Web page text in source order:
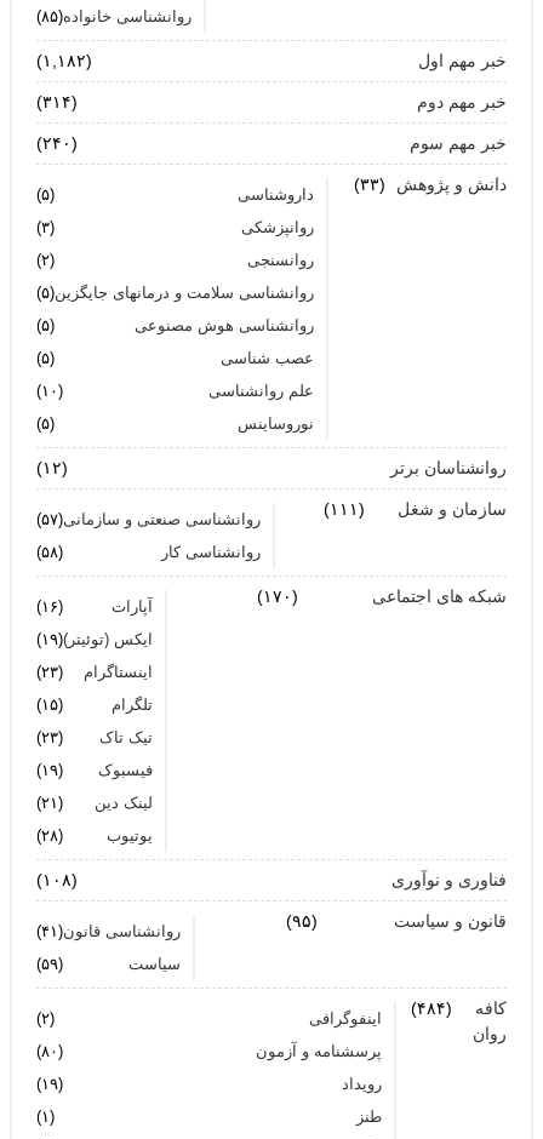
زنان: نقش کلیدی تاب آوری در شرایط بحران
آیا پرخوری و ریزه خواری ارتباطی با استرس دارد؟
اضطراب ناگهانی
تشدید تر شدن نقرس آیا ارتباطی با استرس و اضطراب
جنگ اضطراب با مواد خوراکی
اضطراب را برای خود پر رنگ نکنید
برای بهبود سلامت روان لازم است روزانه از آن مراقبت
روانشناسی خانواده(۸۵)
خبر مهم اول (۱,۱۸۲)
خبر مهم دوم (۳۱۴)
خبر مهم سوم (۲۴۰)
دانش و پژوهش (۳۳)
داروشناسی
(۵)
روانپزشکی
(۳)
روانسنجی
(۲)
روانشناسی سلامت و درمانهای جایگزین(۵)
روانشناسی هوش مصنوعی
(۵)
عصب شناسی
(۵)
علم روانشناسی
(۱۰)
نوروساینس
(۵)
روانشناسان برتر (۱۲)
سازمان و شغل (۱۱۱)
روانشناسی صنعتی و سازمانی(۵۷)
روانشناسی کار
(۵۸)
شبکه های اجتماعی (۱۷۰)
آپارات
(۱۶)
ایکس (توئیتر)(۱۹)
اینستاگرام
(۲۳)
تلگرام
(۱۵)
تیک تاک
(۲۳)
فیسبوک
(۱۹)
لینک دین
(۲۱)
یوتیوب
(۲۸)
فناوری و نوآوری (۱۰۸)
قانون و سیاست (۹۵)
روانشناسی قانون(۴۱)
سیاست
(۵۹)
کافه
روان
(۴۸۴)
اینفوگرافی
(۲)
پرسشنامه و آزمون
(۸۰)
رویداد
(۱۹)
طنز
(۱)